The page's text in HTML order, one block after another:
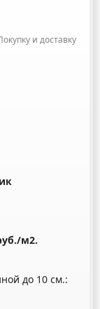
и доставку
м2.
до 10 см.: